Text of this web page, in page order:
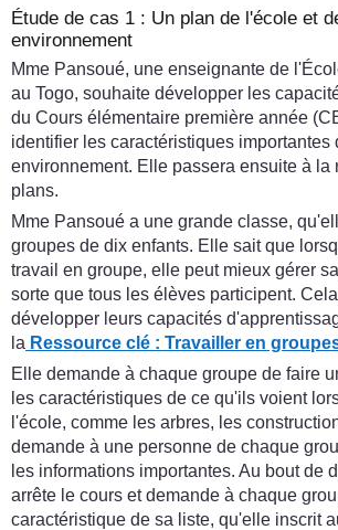
Étude de cas 1 : Un plan de l'école et
environnement
Mme Pansoué, une enseignante de
au Togo, souhaite développer les
du Cours élémentaire première année
identifier les caractéristiques importantes
environnement. Elle passera ensuite à la
plans.
Mme Pansoué a une grande classe,
groupes de dix enfants. Elle sait que
travail en groupe, elle peut mieux gérer
sorte que tous les élèves participent.
développer leurs capacités
la Ressource clé : Travailler en
Elle demande à chaque groupe de faire
les caractéristiques de ce qu'ils voient
l'école, comme les arbres, les
demande à une personne de chaque
les informations importantes. Au bout de
arrête le cours et demande à chaque
caractéristique de sa liste, qu'elle inscrit